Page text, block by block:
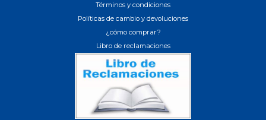
Términos y condiciones
Políticas de cambio y devoluciones
¿cómo comprar?
Libro de reclamaciones